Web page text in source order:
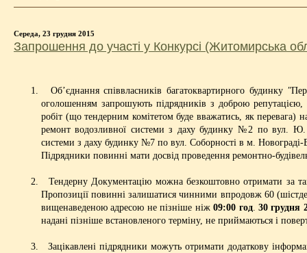
Середа, 23 грудня 2015
Запрошення до участі у Конкурсі (Житомирська
Об’єднання співвласників багатоквартирного будинку
оголошенням запрошують підрядників з доброю репутацією,
робіт (що тендерним комітетом буде вважатись, як перевага)
ремонт водозливної системи з даху будинку №2 по вул. Ю.
системи з даху будинку №7 по вул. Соборності в м. Новограді-
Підрядники повинні мати досвід проведення ремонтно-
Тендерну Документацію можна безкоштовно отримати за
Пропозиції повинні залишатися чинними впродовж 60
вищенаведеною адресою не пізніше ніж09:00 год.30 грудня
надані пізніше встановленого терміну, не приймаються і
Зацікавлені підрядники можуть отримати додаткову